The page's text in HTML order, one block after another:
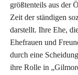
größtenteils aus der
Zeit der ständigen
darstellt. Ihre Ehe,
Ehefrauen und
durch eine
ihre Rolle in